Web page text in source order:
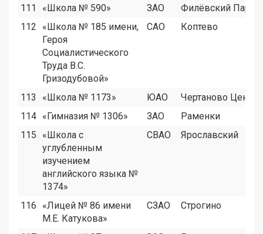
111 «Школа № 590» ЗАО
Филёвский Парк
112
«Школа № 185 имени,
Героя
Социалистического
Труда В.С.
Гризодубовой»
САО Коптево
113 «Школа № 1173» ЮАО
Чертаново Центр
114 «Гимназия № 1306» ЗАО
Раменки
115
«Школа с
углубленным
изучением
английского языка №
1374»
СВАО Ярославский
116
«Лицей № 86 имени
М.Е. Катукова»
СЗАО Строгино